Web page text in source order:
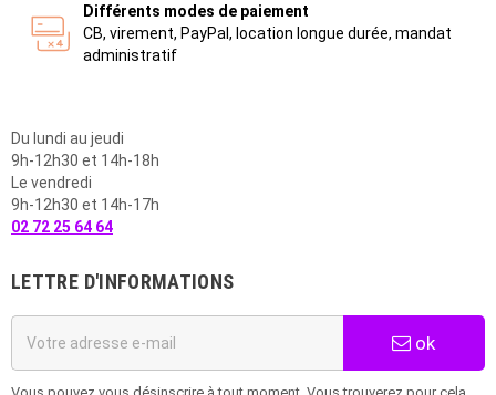
Différents modes de paiement
CB, virement, PayPal, location longue durée, mandat
administratif
Du lundi au jeudi
9h-12h30 et 14h-18h
Le vendredi
9h-12h30 et 14h-17h
02 72 25 64 64
LETTRE D'INFORMATIONS
ok